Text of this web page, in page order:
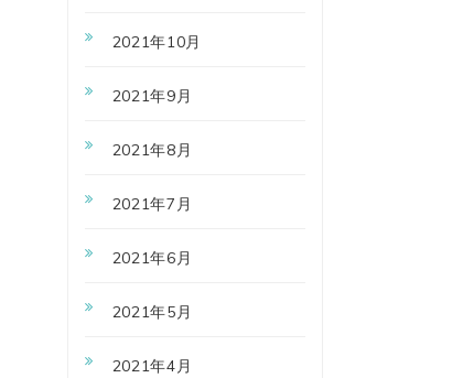
2021年10月
2021年9月
2021年8月
2021年7月
2021年6月
2021年5月
2021年4月